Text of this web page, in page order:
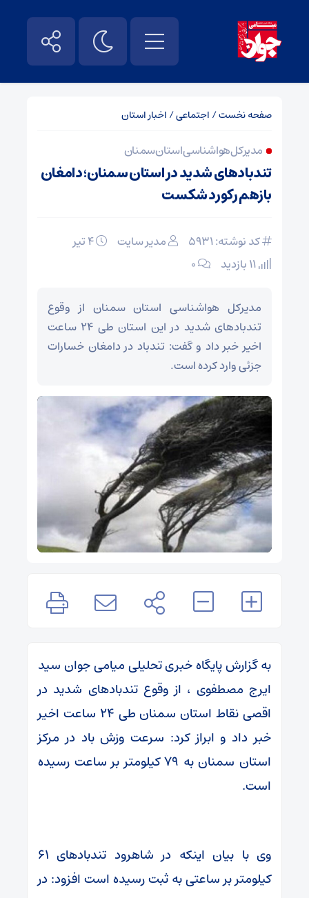
صفحه نخست/ اجتماعی/ اخبار استان
مدیرکل هواشناسی استان سمنان
تندبادهای شدید در استان سمنان؛ دامغان
بازهم رکورد شکست
کد نوشته: 5931 مدیر سایت
۰
مدیرکل هواشناسی استان سمنان از وقوع
تندبادهای شدید در این استان طی ۲۴ ساعت
اخیر خبر داد و گفت: تندباد در دامغان خسارات
جزئی وارد کرده است.
به گزارش پایگاه خبری تحلیلی میامی جوان سید
ایرج مصطفوی ، از وقوع تندبادهای شدید در
اقصی نقاط استان سمنان طی ۲۴ ساعت اخیر
خبر داد و ابراز کرد: سرعت وزش باد در مرکز
استان سمنان به ۷۹ کیلومتر بر ساعت رسیده
است.
وی با بیان اینکه در شاهرود تندبادهای ۶۱
کیلومتر بر ساعتی به ثبت رسیده است افزود: در